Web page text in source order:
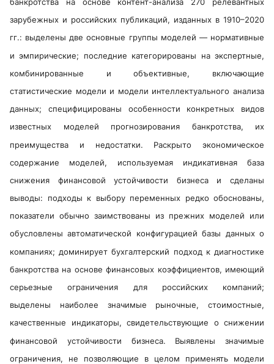
зарубежных и российских публикаций, изданных в 1910–2020
гг.: выделены две основные группы моделей — нормативные
и эмпирические; последние категорированы на экспертные,
комбинированные и объективные, включающие
статистические модели и модели интеллектуального анализа
данных; специфицированы особенности конкретных видов
известных моделей прогнозирования банкротства, их
преимущества и недостатки. Раскрыто экономическое
содержание моделей, используемая индикативная база
снижения финансовой устойчивости бизнеса и сделаны
выводы: подходы к выбору переменных редко обоснованы,
показатели обычно заимствованы из прежних моделей или
обусловлены автоматической конфигурацией базы данных о
компаниях; доминирует бухгалтерский подход к диагностике
банкротства на основе финансовых коэффициентов, имеющий
серьезные ограничения для российских компаний;
выделены наиболее значимые рыночные, стоимостные,
качественные индикаторы, свидетельствующие о снижении
финансовой устойчивости бизнеса. Выявлены значимые
ограничения, не позволяющие в целом применять модели